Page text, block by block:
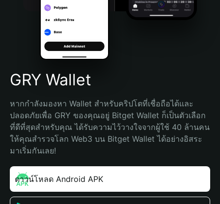
Português (Brasil)
Español (Argentina)
GRY Wallet
หากกำลังมองหา Wallet สำหรับคริปโตที่เชื่อถือได้และ
ปลอดภัยเพื่อ GRY ของคุณอยู่ Bitget Wallet ก็เป็นตัวเลือก
ที่ดีที่สุดสำหรับคุณ ได้รับความไว้วางใจจากผู้ใช้ 40 ล้านคน
ให้คุณสำรวจโลก Web3 บน Bitget Wallet ได้อย่างอิสระ
มาเริ่มกันเลย!
ดาวน์โหลด Android APK